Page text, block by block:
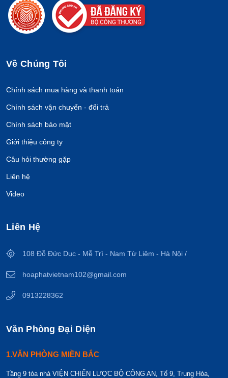
Về Chúng Tôi
Chính sách mua hàng và thanh toán
Chính sách vận chuyển - đổi trả
Chính sách bảo mật
Giới thiệu công ty
Câu hỏi thường gặp
Liên hệ
Video
Liên Hệ
108 Đỗ Đức Dục - Mễ Trì - Nam Từ Liêm - Hà Nội /
hoaphatvietnam102@gmail.com
0913228362
Văn Phòng Đại Diện
1.VĂN PHÒNG MIỀN BẮC
Tầng 9 tòa nhà VIỆN CHIẾN LƯỢC BỘ CÔNG AN, Tổ 9, Trung Hòa,